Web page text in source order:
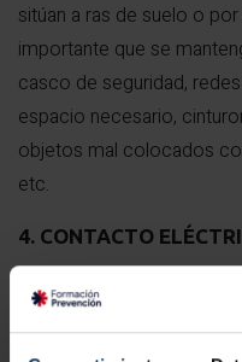
sitúan a ras de suelo o
importante que se
casco de seguridad,
espacio necesario,
objetos mal colocados
etc.
4. CONTACTO
En algunas ocasiones,
en altura, como por